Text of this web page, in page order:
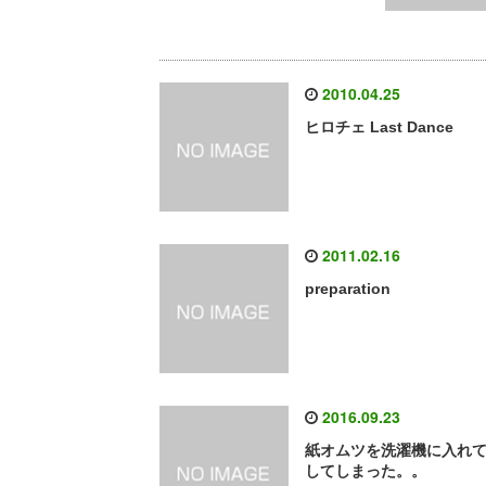
2010.04.25
ヒロチェ Last Dance
2011.02.16
preparation
2016.09.23
紙オムツを洗濯機に入れ
してしまった。。